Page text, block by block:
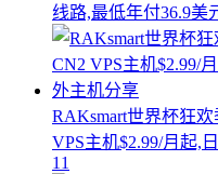
线路,最低年付36.9美
RAKsmart世界杯狂
VPS主机$2.99/月起,
11